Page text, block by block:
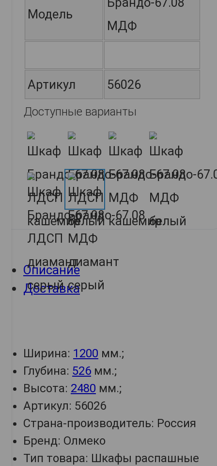
Модель
МДФ
Артикул 56026
Доступные варианты
Описание
Доставка
Ширина: 1200 мм.;
Глубина: 526 мм.;
Высота: 2480 мм.;
Артикул: 56026
Страна-производитель: Россия
Бренд: Олмеко
Тип товара: Шкафы распашные